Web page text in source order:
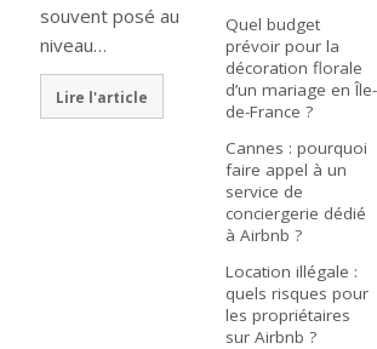
souvent posé au
niveau…
Lire l'article
Quel budget
prévoir pour la
décoration florale
d’un mariage en Île-
de-France ?
Cannes : pourquoi
faire appel à un
service de
conciergerie dédié
à Airbnb ?
Location illégale :
quels risques pour
les propriétaires
sur Airbnb ?